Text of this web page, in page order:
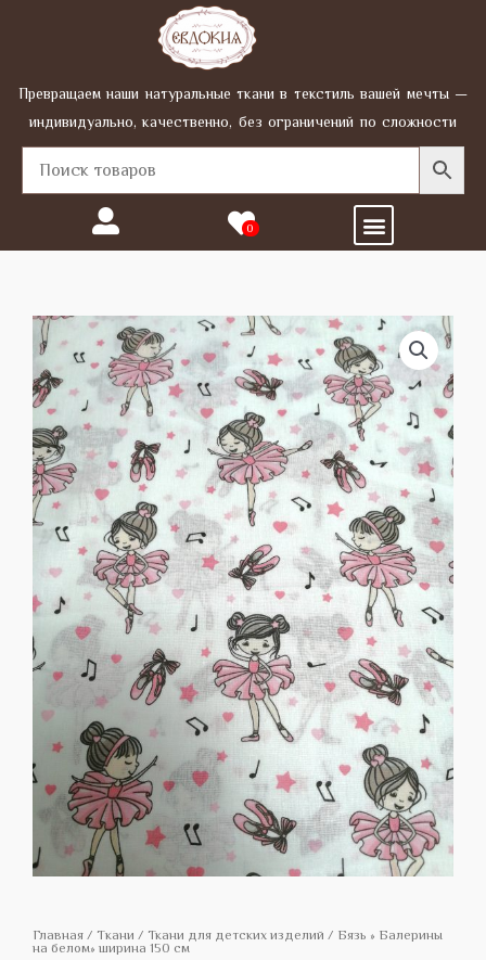
Превращаем наши натуральные ткани в текстиль вашей мечты —
индивидуально, качественно, без ограничений по сложности
0 Menu
Главная / Tкани / Ткани для детских изделий / Бязь » Балерины
на белом» ширина 150 см